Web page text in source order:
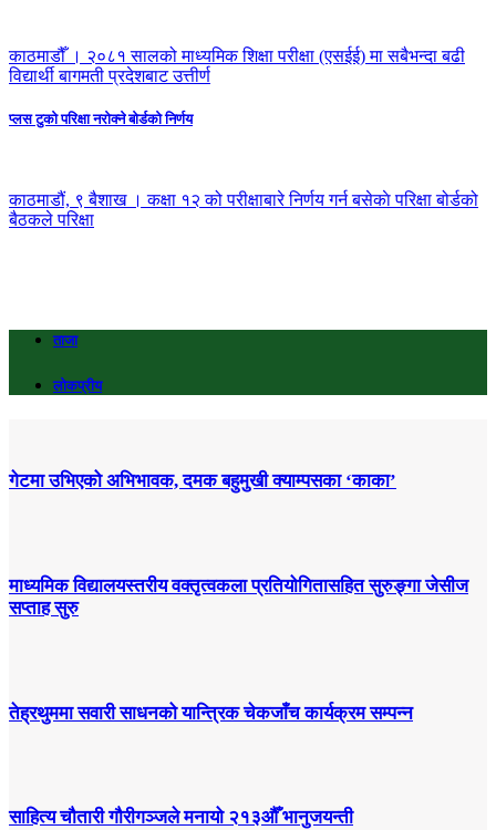
काठमाडौँ । २०८१ सालको माध्यमिक शिक्षा परीक्षा (एसईई) मा सबैभन्दा बढी
विद्यार्थी बागमती प्रदेशबाट उत्तीर्ण
प्लस टुकाे परिक्षा नराेक्ने बाेर्डकाे निर्णय
काठमाडौं, ९ बैशाख । कक्षा १२ को परीक्षाबारे निर्णय गर्न बसेकाे परिक्षा बोर्डको
बैठकले परिक्षा
ताजा
लोकप्रीय
गेटमा उभिएको अभिभावक, दमक बहुमुखी क्याम्पसका ‘काका’
माध्यमिक विद्यालयस्तरीय वक्तृत्वकला प्रतियोगितासहित सुरुङ्गा जेसीज
सप्ताह सुरु
तेह्रथुममा सवारी साधनको यान्त्रिक चेकजाँच कार्यक्रम सम्पन्न
साहित्य चौतारी गौरीगञ्जले मनायो २१३औँ भानुजयन्ती